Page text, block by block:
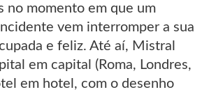
no momento em que um
vem interromper a sua
e feliz. Até aí, Mistral
em capital (Roma, Londres,
em hotel, com o desenho